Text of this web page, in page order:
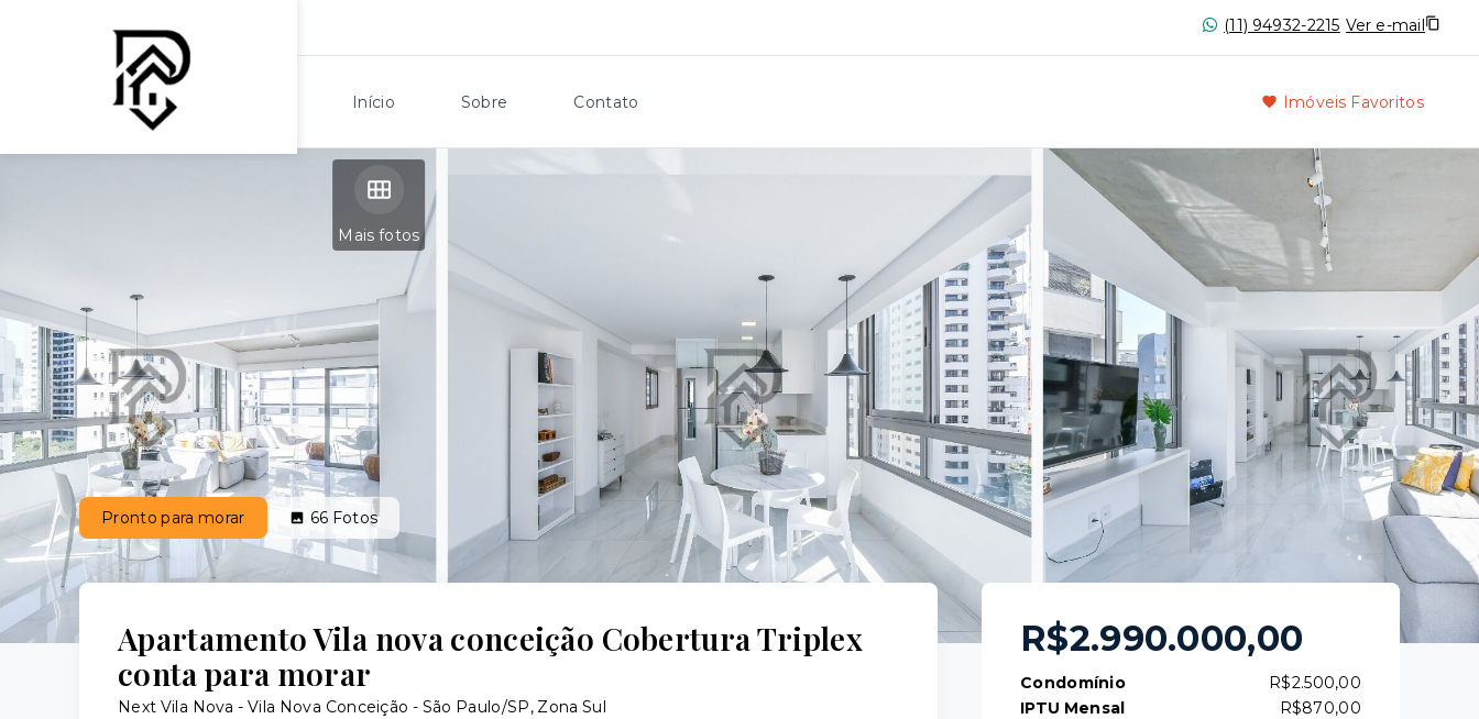
(11) 94932-2215 Ver e-mail
Início Sobre Contato Imóveis Favoritos
Mais fotos
Pronto para morar 66 Fotos
Apartamento Vila nova conceição Cobertura Triplex
conta para morar
Next Vila Nova -Vila Nova Conceição - São Paulo/SP, Zona Sul
R$2.990.000,00
Condomínio
R$2.500,00
IPTU Mensal
R$870,00